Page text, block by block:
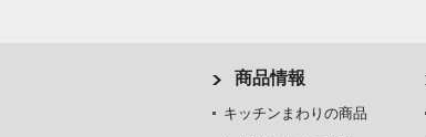
商品情報
キッチンまわりの商品